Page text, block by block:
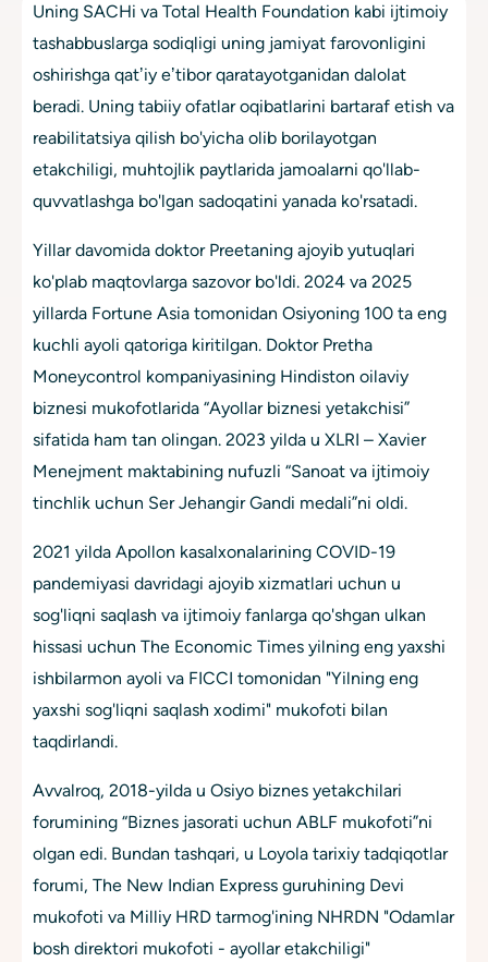
Uning SACHi va Total Health Foundation kabi ijtimoiy
tashabbuslarga sodiqligi uning jamiyat farovonligini
oshirishga qatʼiy eʼtibor qaratayotganidan dalolat
beradi. Uning tabiiy ofatlar oqibatlarini bartaraf etish va
reabilitatsiya qilish bo'yicha olib borilayotgan
etakchiligi, muhtojlik paytlarida jamoalarni qo'llab-
quvvatlashga bo'lgan sadoqatini yanada ko'rsatadi.
Yillar davomida doktor Preetaning ajoyib yutuqlari
ko'plab maqtovlarga sazovor bo'ldi. 2024 va 2025
yillarda Fortune Asia tomonidan Osiyoning 100 ta eng
kuchli ayoli qatoriga kiritilgan. Doktor Pretha
Moneycontrol kompaniyasining Hindiston oilaviy
biznesi mukofotlarida “Ayollar biznesi yetakchisi”
sifatida ham tan olingan. 2023 yilda u XLRI – Xavier
Menejment maktabining nufuzli “Sanoat va ijtimoiy
tinchlik uchun Ser Jehangir Gandi medali”ni oldi.
2021 yilda Apollon kasalxonalarining COVID-19
pandemiyasi davridagi ajoyib xizmatlari uchun u
sog'liqni saqlash va ijtimoiy fanlarga qo'shgan ulkan
hissasi uchun The Economic Times yilning eng yaxshi
ishbilarmon ayoli va FICCI tomonidan "Yilning eng
yaxshi sog'liqni saqlash xodimi" mukofoti bilan
taqdirlandi.
Avvalroq, 2018-yilda u Osiyo biznes yetakchilari
forumining “Biznes jasorati uchun ABLF mukofoti”ni
olgan edi. Bundan tashqari, u Loyola tarixiy tadqiqotlar
forumi, The New Indian Express guruhining Devi
mukofoti va Milliy HRD tarmog'ining NHRDN "Odamlar
bosh direktori mukofoti - ayollar etakchiligi"